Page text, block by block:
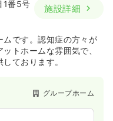
1番5号
施設詳細
です。認知症の方々が
トホームな雰囲気で、
ております。
グループホーム